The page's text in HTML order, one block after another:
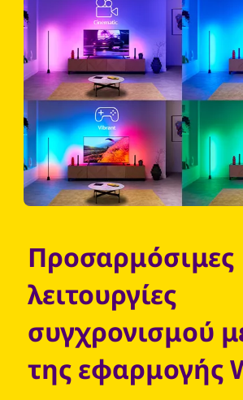
Προσαρμόσιμες
λειτουργίες
συγχρονισμού
της εφαρμογής